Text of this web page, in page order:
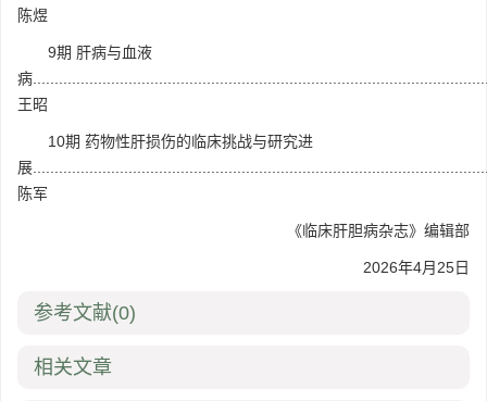
陈煜
9期 肝病与血液
病
王昭
10期 药物性肝损伤的临床挑战与研究进
展
陈军
《临床肝胆病杂志》编辑部
2026年4月25日
参考文献(0)
相关文章